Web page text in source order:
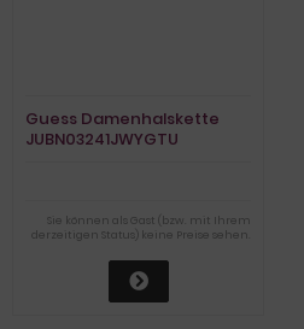
Guess Damenhalskette
JUBN03241JWYGTU
Sie können als Gast (bzw. mit Ihrem
derzeitigen Status) keine Preise sehen.